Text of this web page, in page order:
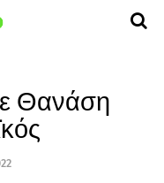
Θανάση